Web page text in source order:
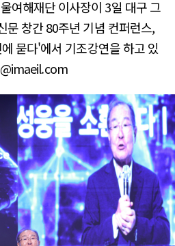
여해재단 이사장이 3일 대구 그
문 창간 80주년 기념 컨퍼런스,
묻다'에서 기조강연을 하고 있